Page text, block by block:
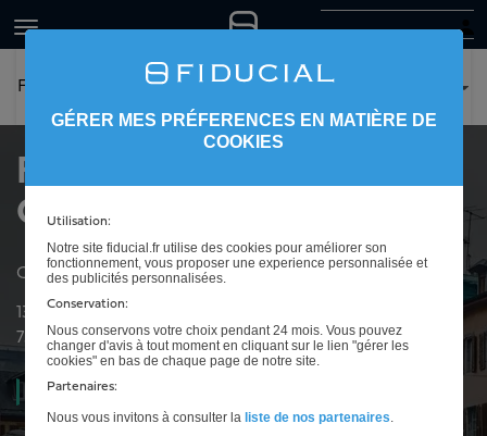
FIDUCIAL Expertise Chambéry
FIDUCIAL Expertise
Chambéry
Cabinet d'expertise comptable à La Motte-Servolex
137 avenue Jean-Marie Michellier
73290 La Motte-Servolex
Ouvert
GÉRER MES PRÉFERENCES EN MATIÈRE DE
COOKIES
Utilisation:
Notre site fiducial.fr utilise des cookies pour améliorer son
fonctionnement, vous proposer une experience personnalisée et
des publicités personnalisées.
Conservation:
Nous conservons votre choix pendant 24 mois. Vous pouvez
changer d'avis à tout moment en cliquant sur le lien "gérer les
cookies" en bas de chaque page de notre site.
Partenaires:
Nous vous invitons à consulter la liste de nos partenaires.